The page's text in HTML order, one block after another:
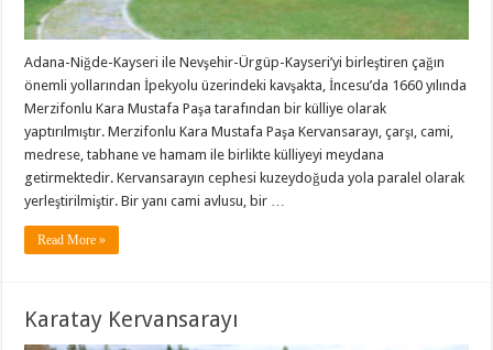
Adana-Niğde-Kayseri ile Nevşehir-Ürgüp-Kayseri’yi birleştiren çağın
önemli yollarından İpekyolu üzerindeki kavşakta, İncesu’da 1660 yılında
Merzifonlu Kara Mustafa Paşa tarafından bir külliye olarak
yaptırılmıştır. Merzifonlu Kara Mustafa Paşa Kervansarayı, çarşı, cami,
medrese, tabhane ve hamam ile birlikte külliyeyi meydana
getirmektedir. Kervansarayın cephesi kuzeydoğuda yola paralel olarak
yerleştirilmiştir. Bir yanı cami avlusu, bir …
Read More »
Karatay Kervansarayı